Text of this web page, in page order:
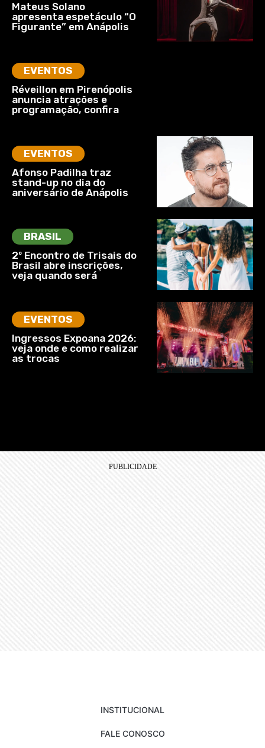
Mateus Solano
apresenta espetáculo “O
Figurante” em Anápolis
EVENTOS
Réveillon em Pirenópolis
anuncia atrações e
programação, confira
EVENTOS
Afonso Padilha traz
stand-up no dia do
aniversário de Anápolis
BRASIL
2º Encontro de Trisais do
Brasil abre inscrições,
veja quando será
EVENTOS
Ingressos Expoana 2026:
veja onde e como realizar
as trocas
INSTITUCIONAL
FALE CONOSCO